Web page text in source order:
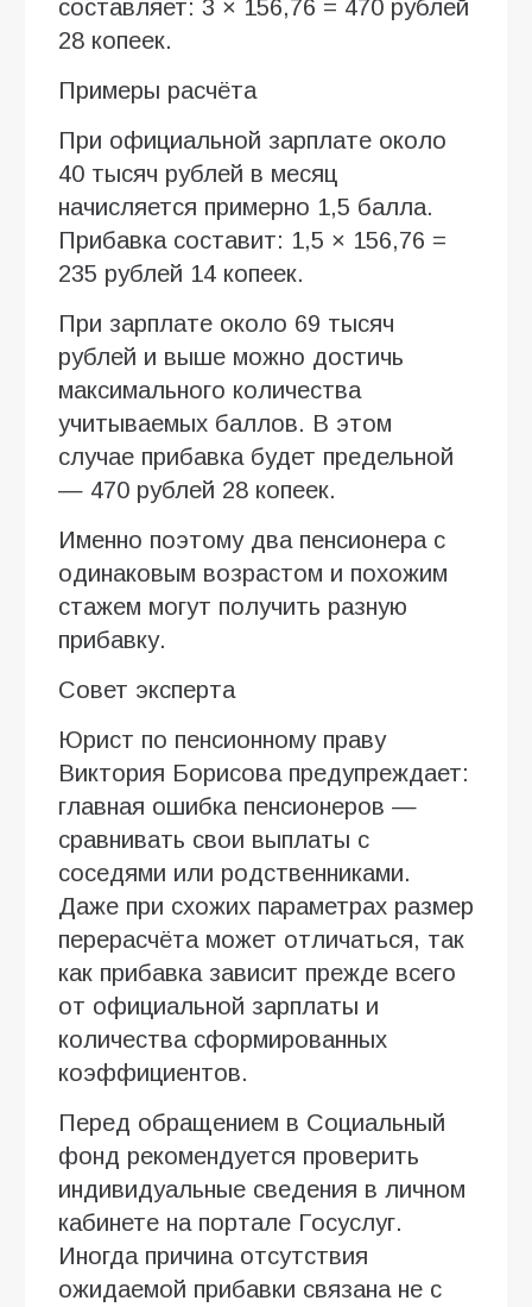
составляет: 3 × 156,76 = 470 рублей
28 копеек.
Примеры расчёта
При официальной зарплате около
40 тысяч рублей в месяц
начисляется примерно 1,5 балла.
Прибавка составит: 1,5 × 156,76 =
235 рублей 14 копеек.
При зарплате около 69 тысяч
рублей и выше можно достичь
максимального количества
учитываемых баллов. В этом
случае прибавка будет предельной
— 470 рублей 28 копеек.
Именно поэтому два пенсионера с
одинаковым возрастом и похожим
стажем могут получить разную
прибавку.
Совет эксперта
Юрист по пенсионному праву
Виктория Борисова предупреждает:
главная ошибка пенсионеров —
сравнивать свои выплаты с
соседями или родственниками.
Даже при схожих параметрах размер
перерасчёта может отличаться, так
как прибавка зависит прежде всего
от официальной зарплаты и
количества сформированных
коэффициентов.
Перед обращением в Социальный
фонд рекомендуется проверить
индивидуальные сведения в личном
кабинете на портале Госуслуг.
Иногда причина отсутствия
ожидаемой прибавки связана не с